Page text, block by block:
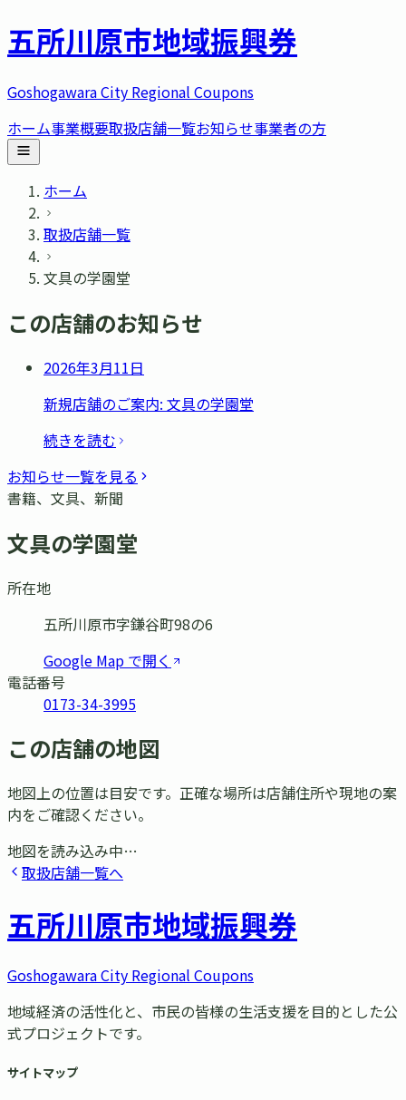
五所川原市地域振興券
Goshogawara City Regional Coupons
ホーム事業概要取扱店舗一覧お知らせ事業者の方
ホーム
取扱店舗一覧
文具の学園堂
この店舗のお知らせ
2026年3月11日
新規店舗のご案内: 文具の学園堂
続きを読む
お知らせ一覧を見る
書籍、文具、新聞
文具の学園堂
所在地
五所川原市字鎌谷町98の6
Google Map で開く
電話番号
0173-34-3995
この店舗の地図
地図上の位置は目安です。正確な場所は店舗住所や現地の案
内をご確認ください。
地図を読み込み中…
取扱店舗一覧へ
五所川原市地域振興券
Goshogawara City Regional Coupons
地域経済の活性化と、市民の皆様の生活支援を目的とした公
式プロジェクトです。
サイトマップ